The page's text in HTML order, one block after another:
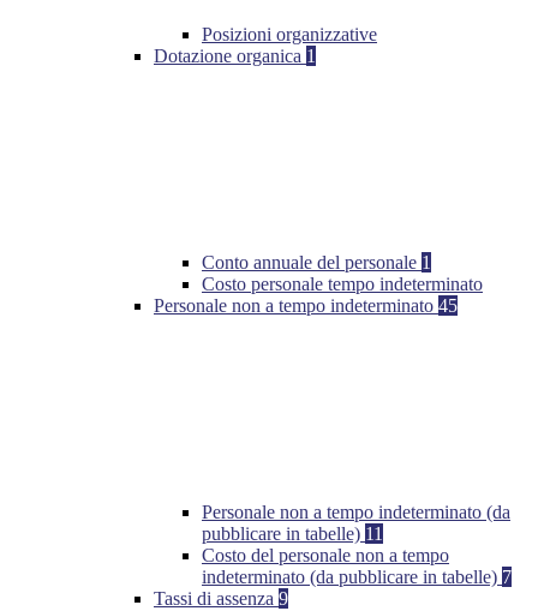
Posizioni organizzative
Dotazione organica 1
Conto annuale del personale 1
Costo personale tempo indeterminato
Personale non a tempo indeterminato 45
Personale non a tempo indeterminato (da
pubblicare in tabelle) 11
Costo del personale non a tempo
indeterminato (da pubblicare in tabelle) 7
Tassi di assenza 9